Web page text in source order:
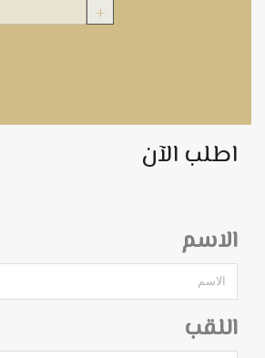
+
اطلب الآن
الاسم
اللقب